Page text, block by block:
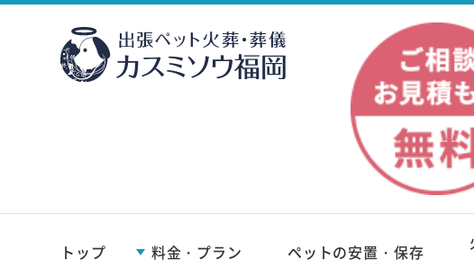
トップ 料金・プラン ペットの安置・保存